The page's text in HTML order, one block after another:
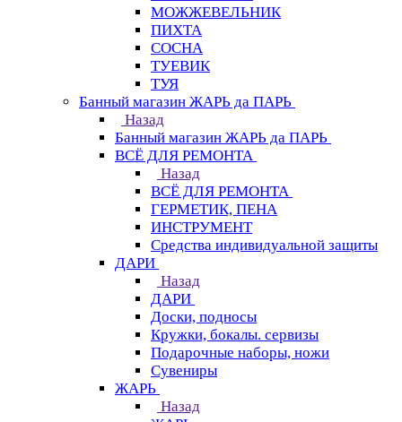
МОЖЖЕВЕЛЬНИК
ПИХТА
СОСНА
ТУЕВИК
ТУЯ
Банный магазин ЖАРЬ да ПАРЬ
Назад
Банный магазин ЖАРЬ да ПАРЬ
ВСЁ ДЛЯ РЕМОНТА
Назад
ВСЁ ДЛЯ РЕМОНТА
ГЕРМЕТИК, ПЕНА
ИНСТРУМЕНТ
Средства индивидуальной защиты
ДАРИ
Назад
ДАРИ
Доски, подносы
Кружки, бокалы. сервизы
Подарочные наборы, ножи
Сувениры
ЖАРЬ
Назад